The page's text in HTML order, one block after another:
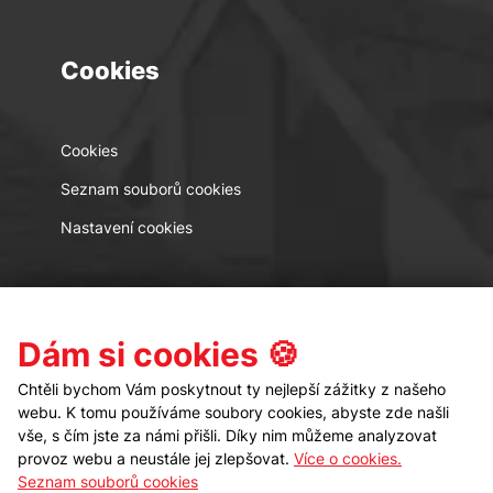
Cookies
Cookies
Seznam souborů cookies
Nastavení cookies
Kontakt Sledujte nás
Dám si cookies 🍪
Chtěli bychom Vám poskytnout ty nejlepší zážitky z našeho
webu. K tomu používáme soubory cookies, abyste zde našli
vše, s čím jste za námi přišli. Díky nim můžeme analyzovat
provoz webu a neustále jej zlepšovat. Více o cookies.
Seznam souborů cookies